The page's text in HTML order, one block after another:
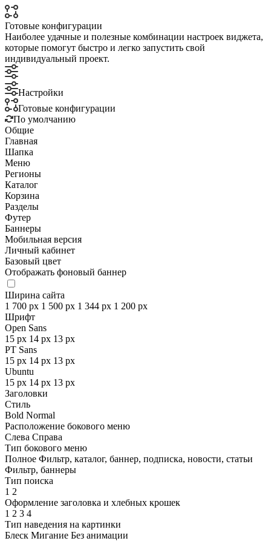
Готовые конфигурации
Наиболее удачные и полезные комбинации настроек виджета,
которые помогут быстро и легко запустить свой
индивидуальный проект.
Настройки
Готовые конфигурации
По умолчанию
Общие
Главная
Шапка
Меню
Регионы
Каталог
Корзина
Разделы
Футер
Баннеры
Мобильная версия
Личный кабинет
Базовый цвет
Отображать фоновый баннер
Ширина сайта
1 700 px 1 500 px 1 344 px 1 200 px
Шрифт
Open Sans
15 px 14 px 13 px
PT Sans
15 px 14 px 13 px
Ubuntu
15 px 14 px 13 px
Заголовки
Стиль
Bold Normal
Расположение бокового меню
Слева Справа
Тип бокового меню
Полное Фильтр, каталог, баннер, подписка, новости, статьи
Фильтр, баннеры
Тип поиска
1 2
Оформление заголовка и хлебных крошек
1 2 3 4
Тип наведения на картинки
Блеск Мигание Без анимации